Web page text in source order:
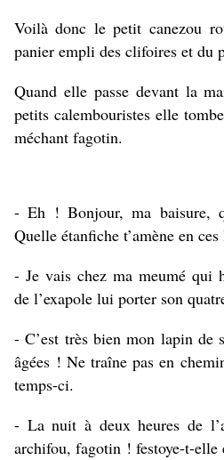
Voilà donc le petit canezou
panier empli des clifoires et du
Quand elle passe devant la
petits calembouristes elle
méchant fagotin.
- Eh ! Bonjour, ma baisure,
Quelle étanfiche t’amène en
- Je vais chez ma meumé qui
de l’exapole lui porter son
- C’est très bien mon lapin de
âgées ! Ne traîne pas en
temps-ci.
- La nuit à deux heures de
archifou, fagotin ! festoye-t-elle